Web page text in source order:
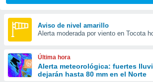
y
digital
basada
Aviso de nivel amarillo
Alerta moderada por viento en Tocota
Última hora
Alerta meteorológica: fuertes
dejarán hasta 80 mm en el Norte